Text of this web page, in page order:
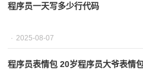
程序员一天写多少行代码
2025-08-07
程序员表情包 20岁程序员大爷表情